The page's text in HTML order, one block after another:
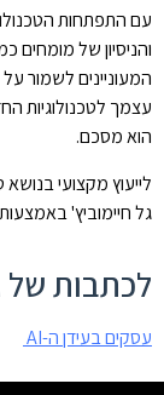
עם התפתחות
והניסיון של מומחים
המעוניינים לשמור
עצמך לטכנולוגיות
הוא מסכם.
גל חיימוביץ'
לכתבות של
עסקים בעידן ה-AI